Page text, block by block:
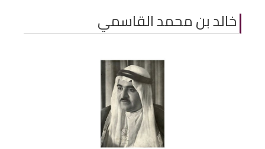
خالد بن محمد القاسمي